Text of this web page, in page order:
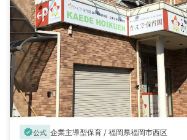
verified公式 企業主導型保育 /福岡県福岡市西区